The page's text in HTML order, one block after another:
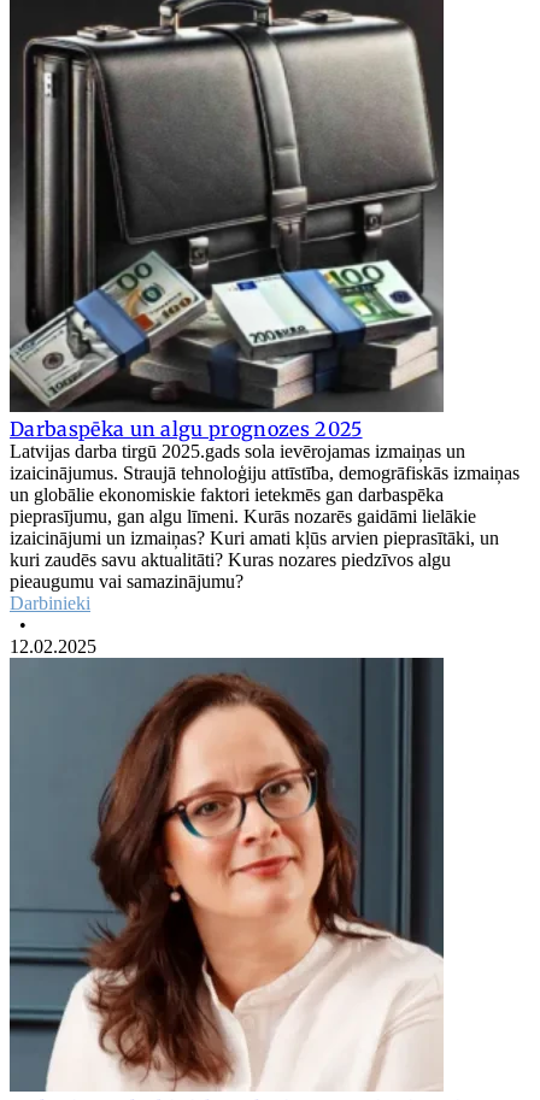
Darbaspēka un algu prognozes 2025
Latvijas darba tirgū 2025.gads sola ievērojamas izmaiņas un
izaicinājumus. Straujā tehnoloģiju attīstība, demogrāfiskās izmaiņas
un globālie ekonomiskie faktori ietekmēs gan darbaspēka
pieprasījumu, gan algu līmeni. Kurās nozarēs gaidāmi lielākie
izaicinājumi un izmaiņas? Kuri amati kļūs arvien pieprasītāki, un
kuri zaudēs savu aktualitāti? Kuras nozares piedzīvos algu
pieaugumu vai samazinājumu?
Darbinieki
•
12.02.2025